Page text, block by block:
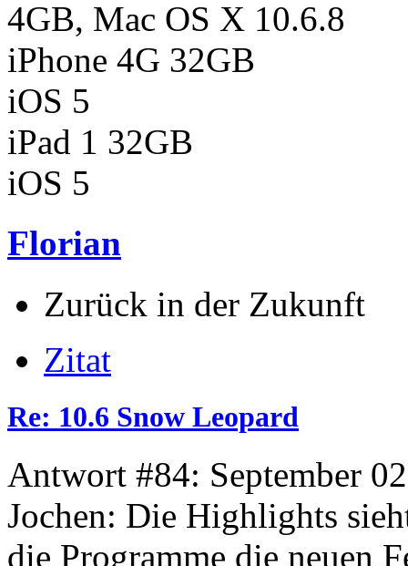
4GB, Mac OS X 10.6.8
iPhone 4G 32GB
iOS 5
iPad 1 32GB
iOS 5
Florian
Zurück in der Zukunft
Zitat
Re: 10.6 Snow Leopard
Antwort #84: September
Jochen: Die Highlights
die Programme die neuen